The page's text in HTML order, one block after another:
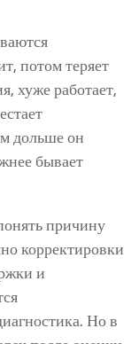
потом теряет
хуже работает,
дольше он
бывает
причину
корректировки
и
Но в